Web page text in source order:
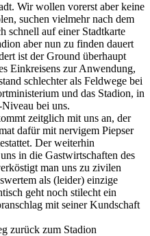
Wir wollen vorerst aber keine
suchen vielmehr nach dem
schnell auf einer Stadtkarte
aber nun zu finden dauert
ist der Ground überhaupt
Einkreisens zur Anwendung,
schlechter als Feldwege bei
und das Stadion, in
bei uns.
zeitglich mit uns an, der
dafür mit nervigem Piepser
Der weiterhin
in die Gastwirtschaften des
man uns zu zivilen
als (leider) einzige
geht noch stilecht ein
mit seiner Kundschaft
zurück zum Stadion